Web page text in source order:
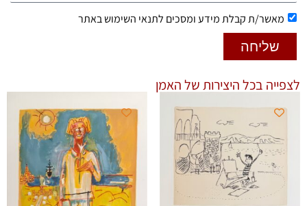
מאשר/ת קבלת מידע ומסכים לתנאי השימוש באתר
שליחה
לצפייה בכל היצירות של האמן